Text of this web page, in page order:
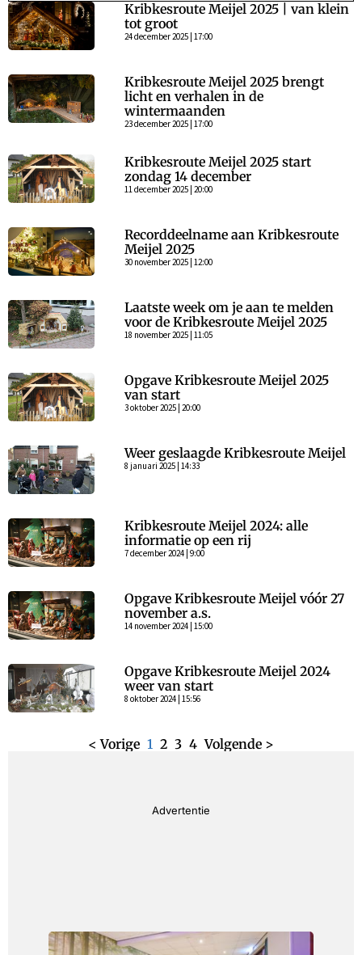
Kribkesroute Meijel 2025 | van klein
tot groot
24 december 2025 | 17:00
Kribkesroute Meijel 2025 brengt
licht en verhalen in de
wintermaanden
23 december 2025 | 17:00
Kribkesroute Meijel 2025 start
zondag 14 december
11 december 2025 | 20:00
Recorddeelname aan Kribkesroute
Meijel 2025
30 november 2025 | 12:00
Laatste week om je aan te melden
voor de Kribkesroute Meijel 2025
18 november 2025 | 11:05
Opgave Kribkesroute Meijel 2025
van start
3 oktober 2025 | 20:00
Weer geslaagde Kribkesroute Meijel
8 januari 2025 | 14:33
Kribkesroute Meijel 2024: alle
informatie op een rij
7 december 2024 | 9:00
Opgave Kribkesroute Meijel vóór 27
november a.s.
14 november 2024 | 15:00
Opgave Kribkesroute Meijel 2024
weer van start
8 oktober 2024 | 15:56
< Vorige 1 2 3 4 Volgende >
Advertentie